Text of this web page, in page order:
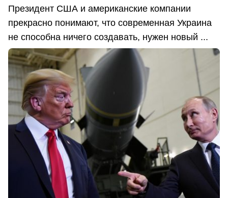
Президент США и американские компании
прекрасно понимают, что современная Украина
не способна ничего создавать, нужен новый ...